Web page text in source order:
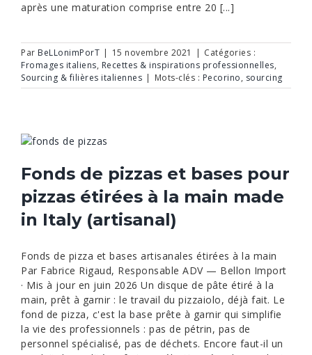
après une maturation comprise entre 20 [...]
Par BeLLonimPorT | 15 novembre 2021 | Catégories :
Fromages italiens, Recettes & inspirations professionnelles,
Sourcing & filières italiennes | Mots-clés : Pecorino, sourcing
Fonds de pizzas et bases pour
pizzas étirées à la main made
in Italy (artisanal)
Fonds de pizza et bases artisanales étirées à la main
Par Fabrice Rigaud, Responsable ADV — Bellon Import
· Mis à jour en juin 2026 Un disque de pâte étiré à la
main, prêt à garnir : le travail du pizzaiolo, déjà fait. Le
fond de pizza, c'est la base prête à garnir qui simplifie
la vie des professionnels : pas de pétrin, pas de
personnel spécialisé, pas de déchets. Encore faut-il un